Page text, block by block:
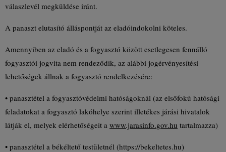
válaszlevél megküldése iránt.
A panaszt elutasító álláspontját az eladóindokolni köteles.
Amennyiben az eladó és a fogyasztó között esetlegesen fennálló
fogyasztói jogvita nem rendeződik, az alábbi jogérvényesítési
lehetőségek állnak a fogyasztó rendelkezésére:
• panasztétel a fogyasztóvédelmi hatóságoknál (az elsőfokú hatósági
feladatokat a fogyasztó lakóhelye szerint illetékes járási hivatalok
látják el, melyek elérhetőségeit a www.jarasinfo.gov.hu tartalmazza)
• panasztétel a békéltető testületnél (https://bekeltetes.hu)